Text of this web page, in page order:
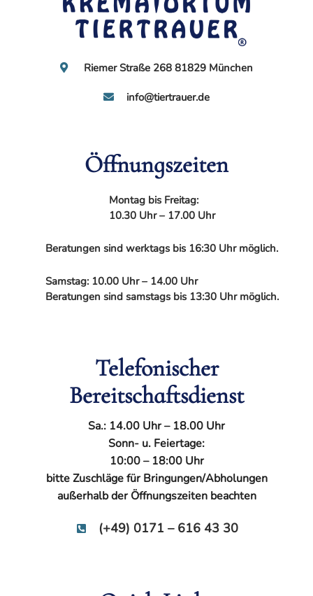
Riemer Straße 268 81829 München
info@tiertrauer.de
Öffnungszeiten
Montag bis Freitag:
10.30 Uhr – 17.00 Uhr
Beratungen sind werktags bis 16:30 Uhr möglich.
Samstag: 10.00 Uhr – 14.00 Uhr
Beratungen sind samstags bis 13:30 Uhr möglich.
Telefonischer
Bereitschaftsdienst
Sa.: 14.00 Uhr – 18.00 Uhr
Sonn- u. Feiertage:
10:00 – 18:00 Uhr
bitte Zuschläge für Bringungen/Abholungen
außerhalb der Öffnungszeiten beachten
(+49) 0171 – 616 43 30